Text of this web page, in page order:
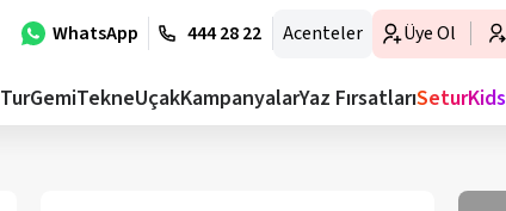
WhatsApp 444 28 22 Acenteler Üye Ol
TurGemiTekneUçakKampanyalarYaz FırsatlarıSeturKids